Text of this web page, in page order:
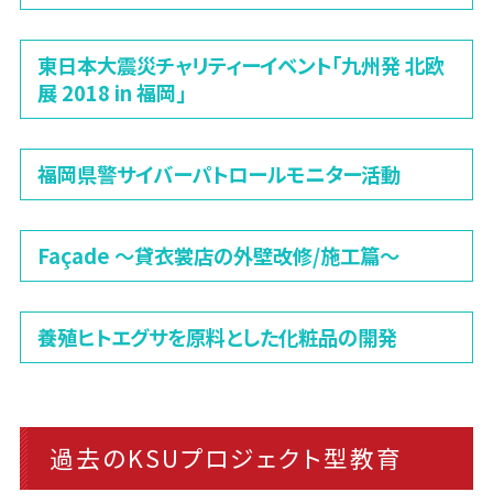
東日本大震災チャリティーイベント「九州発 北欧
展 2018 in 福岡」
福岡県警サイバーパトロールモニター活動
Façade 〜貸衣裳店の外壁改修/施工篇〜
養殖ヒトエグサを原料とした化粧品の開発
過去のKSUプロジェクト型教育